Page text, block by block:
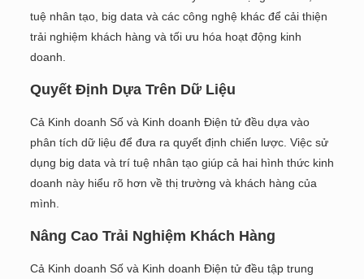
tuệ nhân tạo, big data và các công nghệ khác để cải thiện
trải nghiệm khách hàng và tối ưu hóa hoạt động kinh
doanh.
Quyết Định Dựa Trên Dữ Liệu
Cả Kinh doanh Số và Kinh doanh Điện tử đều dựa vào
phân tích dữ liệu để đưa ra quyết định chiến lược. Việc sử
dụng big data và trí tuệ nhân tạo giúp cả hai hình thức kinh
doanh này hiểu rõ hơn về thị trường và khách hàng của
mình.
Nâng Cao Trải Nghiệm Khách Hàng
Cả Kinh doanh Số và Kinh doanh Điện tử đều tập trung